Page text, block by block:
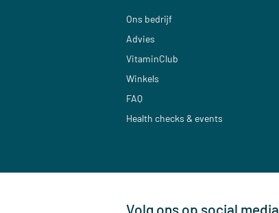
Ons bedrijf
Advies
VitaminClub
Winkels
FAQ
Health checks & events
Volg ons op social media